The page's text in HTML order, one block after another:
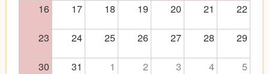
16
17 18 19 20 21
22
23
24 25 26 27 28
29
30
31 1 2 3 4 5